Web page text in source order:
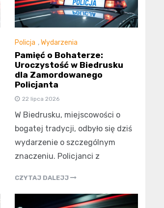
Policja ,Wydarzenia
Pamięć o Bohaterze:
Uroczystość w Biedrusku
dla Zamordowanego
Policjanta
22 lipca 2026
W Biedrusku, miejscowości o
bogatej tradycji, odbyło się dziś
wydarzenie o szczególnym
znaczeniu. Policjanci z
CZYTAJ DALEJJ